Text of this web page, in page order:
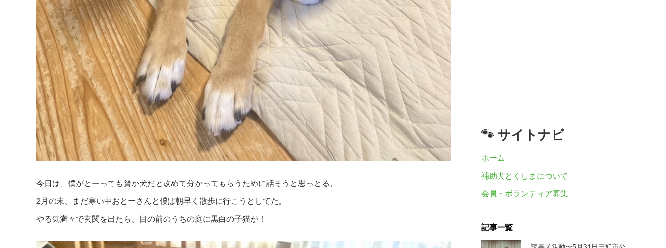
今日は、僕がとーっても賢か犬だと改めて分かってもらうために話そうと思っとる。
2月の末、まだ寒い中おとーさんと僕は朝早く散歩に行こうとしてた。
やる気満々で玄関を出たら、目の前のうちの庭に黒白の子猫が！
🐾 サイトナビ
ホーム
補助犬とくしまについて
会員・ボランティア募集
記事一覧